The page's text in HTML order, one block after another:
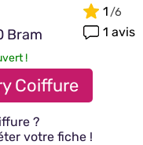
Bram
1
1 avis
!
Coiffure
?
votre fiche !